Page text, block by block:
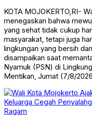
KOTA MOJOKERTO,RI-
menegaskan bahwa
yang sehat tidak cukup
masyarakat, tetapi juga
lingkungan yang bersih
disampaikan saat
Nyamuk (PSN) di
Mentikan, Jumat (7/8/
Ragam